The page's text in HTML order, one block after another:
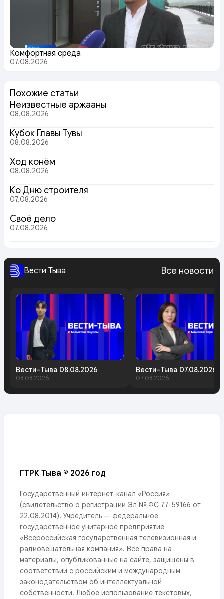
Комфортная среда
07.08.2026
Похожие статьи
Неизвестные аржааны
08.08.2026
Кубок Главы Тувы
08.08.2026
Ход конём
08.08.2026
Ко Дню строителя
07.08.2026
Своё дело
07.08.2026
Вести Тыва Все новости
Вести-Тыва 08.08.2026
08.08.2026
Вести-Тыва 07.08.2026.
07.08.2026
ГТРК Тыва © 2026 год
Государственный интернет-канал «Россия»
(свидетельство о регистрации Эл № ФС 77-59166 от
22.08.2014). Учредитель — федеральное
государственное унитарное предприятие
«Всероссийская государственная телевизионная и
радиовещательная компания». Все права на
материалы, опубликованные на сайте, защищены в
соответствии с российским и международным
законодательством об интеллектуальной
собственности. Любое использование текстовых,